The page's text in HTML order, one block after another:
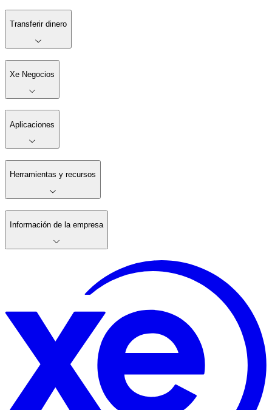
Transferir dinero
Xe Negocios
Aplicaciones
Herramientas y recursos
Información de la empresa